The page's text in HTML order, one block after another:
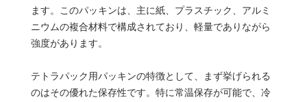
ます。このパッキンは、主に紙、プラスチック、アルミ
ニウムの複合材料で構成されており、軽量でありながら
強度があります。
テトラパック用パッキンの特徴として、まず挙げられる
のはその優れた保存性です。特に常温保存が可能で、冷